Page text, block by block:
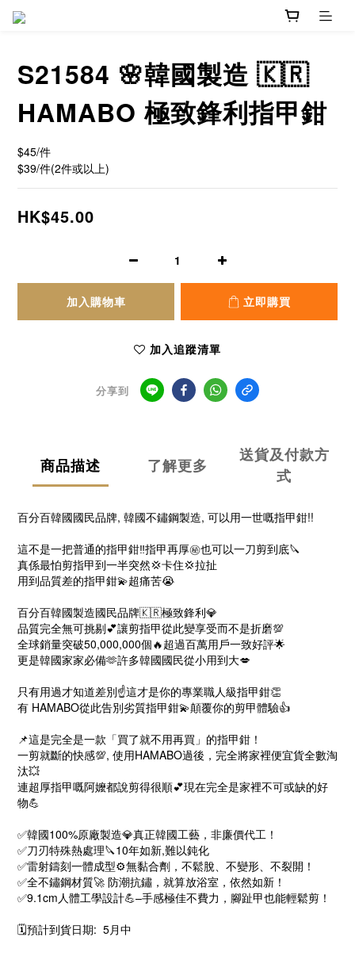
S21584 🌸韓國製造 🇰🇷
HAMABO 極致鋒利指甲鉗
$45/件
$39/件(2件或以上)
HK$45.00
加入購物車 立即購買
加入追蹤清單
分享到
商品描述 了解更多
送貨及付款方
式
百分百韓國國民品牌, 韓國不鏽鋼製造, 可以用一世嘅指甲鉗!!
這不是一把普通的指甲鉗‼️指甲再厚㊙️也可以一刀剪到底🔪
真係最怕剪指甲到一半突然💢卡住💢拉扯
用到品質差的指甲鉗💫超痛苦😭
百分百韓國製造國民品牌🇰🇷極致鋒利💎
品質完全無可挑剔💕讓剪指甲從此變享受而不是折磨💯
全球銷量突破50,000,000個🔥超過百萬用戶一致好評🌟
更是韓國家家必備🫶許多韓國國民從小用到大💋
只有用過才知道差別☝️這才是你的專業職人級指甲鉗👏
有 HAMABO從此告別劣質指甲鉗💫顛覆你的剪甲體驗👍
📌這是完全是一款「買了就不用再買」的指甲鉗！
一剪就斷的快感💯, 使用HAMABO過後，完全將家裡便宜貨全數淘
汰💥
連超厚指甲嘅阿嬤都說剪得很順💕現在完全是家裡不可或缺的好
物💪
✅韓國100%原廠製造💎真正韓國工藝，非廉價代工！
✅刀刃特殊熱處理🔪10年如新,難以鈍化
✅雷射鑄刻一體成型⚙️無黏合劑，不鬆脫、不變形、不裂開！
✅全不鏽鋼材質🚀 防潮抗鏽，就算放浴室，依然如新！
✅9.1cm人體工學設計💪–手感極佳不費力，腳趾甲也能輕鬆剪！
🗓️預計到貨日期: 5月中